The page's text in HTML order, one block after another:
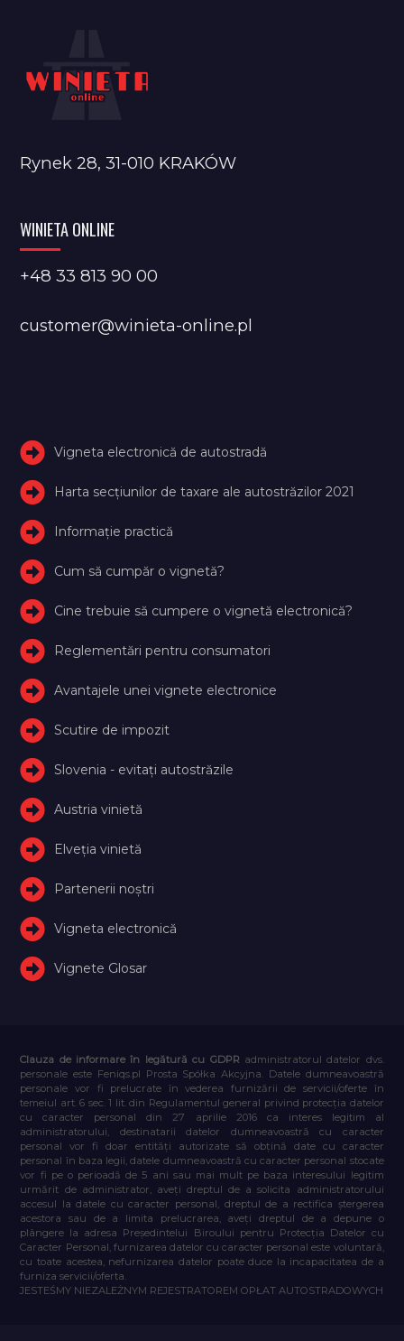
Rynek 28, 31-010 KRAKÓW
WINIETA ONLINE
+48 33 813 90 00
customer@winieta-online.pl
Vigneta electronică de autostradă
Harta secțiunilor de taxare ale autostrăzilor 2021
Informație practică
Cum să cumpăr o vignetă?
Cine trebuie să cumpere o vignetă electronică?
Reglementări pentru consumatori
Avantajele unei vignete electronice
Scutire de impozit
Slovenia - evitați autostrăzile
Austria vinietă
Elveţia vinietă
Partenerii noștri
Vigneta electronică
Vignete Glosar
Clauza de informare în legătură cu GDPR administratorul datelor dvs.
personale este Feniqs.pl Prosta Spółka Akcyjna. Datele dumneavoastră
personale vor fi prelucrate în vederea furnizării de servicii/oferte în
temeiul art. 6 sec. 1 lit. din Regulamentul general privind protecția datelor
cu caracter personal din 27 aprilie 2016 ca interes legitim al
administratorului, destinatarii datelor dumneavoastră cu caracter
personal vor fi doar entități autorizate să obțină date cu caracter
personal în baza legii, datele dumneavoastră cu caracter personal stocate
vor fi pe o perioadă de 5 ani sau mai mult pe baza interesului legitim
urmărit de administrator, aveți dreptul de a solicita administratorului
accesul la datele cu caracter personal, dreptul de a rectifica ștergerea
acestora sau de a limita prelucrarea, aveți dreptul de a depune o
plângere la adresa Președintelui Biroului pentru Protecția Datelor cu
Caracter Personal, furnizarea datelor cu caracter personal este voluntară,
cu toate acestea, nefurnizarea datelor poate duce la incapacitatea de a
furniza servicii/oferta.
JESTEŚMY NIEZALEŻNYM REJESTRATOREM OPŁAT AUTOSTRADOWYCH